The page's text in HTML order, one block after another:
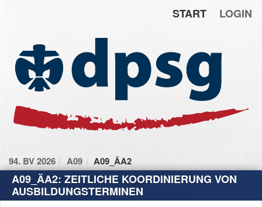
START LOGIN
Startseite
94. BV 2026 A09 A09_ÄA2
A09_ÄA2: ZEITLICHE KOORDINIERUNG VON
AUSBILDUNGSTERMINEN